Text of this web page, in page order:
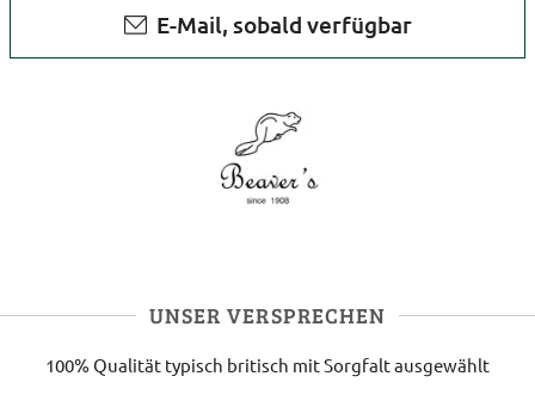
E-Mail, sobald verfügbar
UNSER VERSPRECHEN
100% Qualität typisch britisch mit Sorgfalt ausgewählt